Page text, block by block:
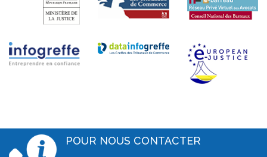
POUR NOUS CONTACTER